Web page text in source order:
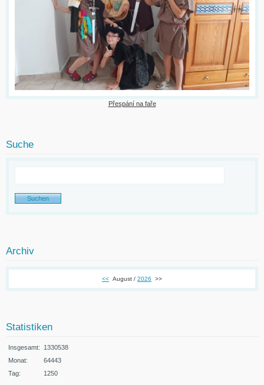
Přespání na faře
Suche
Archiv
<< August / 2026 >>
Statistiken
Insgesamt: 1330538
Monat:
64443
Tag:
1250